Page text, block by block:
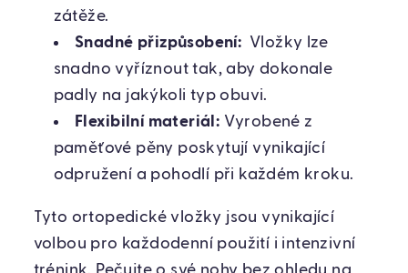
zátěže.
Snadné přizpůsobení: Vložky lze
snadno vyříznout tak, aby dokonale
padly na jakýkoli typ obuvi.
Flexibilní materiál: Vyrobené z
paměťové pěny poskytují vynikající
odpružení a pohodlí při každém kroku.
Tyto ortopedické vložky jsou vynikající
volbou pro každodenní použití i intenzivní